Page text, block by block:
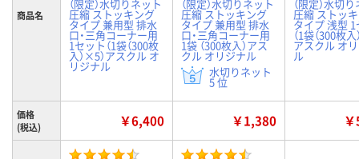
商品名
（限定）水切りネット
圧縮 ストッキング
タイプ 兼用型 排水
口・三角コーナー用
1セット（1袋（300枚
入）×5）アスクル オ
リジナル
（限定）水切りネット
圧縮 ストッキング
タイプ 兼用型 排水
口・三角コーナー用
1袋 （300枚入）アス
クル オリジナル
水切りネット
5 位
（限定）水切
圧縮 ストッ
タイプ 浅型
（1袋（300枚入
アスクル オ
ル
価格
(税込)
￥6,400 ￥1,380